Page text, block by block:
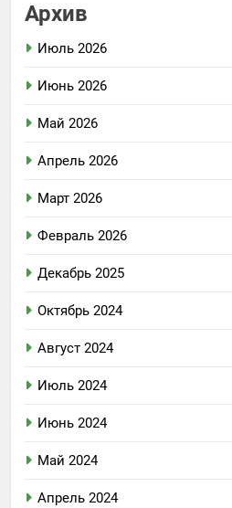
Архив
Июль 2026
Июнь 2026
Май 2026
Апрель 2026
Март 2026
Февраль 2026
Декабрь 2025
Октябрь 2024
Август 2024
Июль 2024
Июнь 2024
Май 2024
Апрель 2024